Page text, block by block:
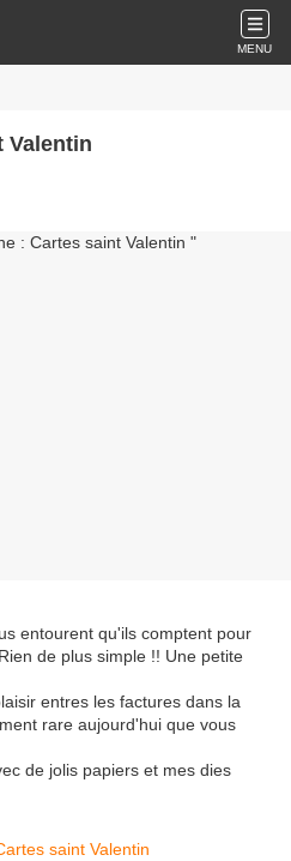
MENU
Valentin
entourent qu'ils comptent pour
de plus simple !! Une petite
entres les factures dans la
rare aujourd'hui que vous
de jolis papiers et mes dies